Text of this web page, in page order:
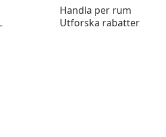
Handla per rum
Utforska rabatter